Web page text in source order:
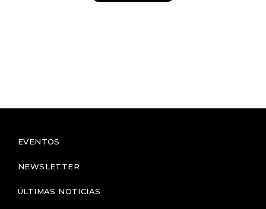
EVENTOS
NEWSLETTER
ÚLTIMAS NOTICIAS